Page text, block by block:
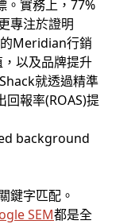
。實務上，77%
專注於證明
Meridian行銷
以及品牌提升
就透過精準
報率(ROAS)提
鍵字匹配。
SEM都是全